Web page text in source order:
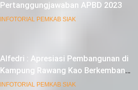
Pertanggungjawaban APBD 2023
INFOTORIAL PEMKAB SIAK
Alfedri : Apresiasi Pembangunan di
Kampung Rawang Kao Berkembang
Pesat
INFOTORIAL PEMKAB SIAK